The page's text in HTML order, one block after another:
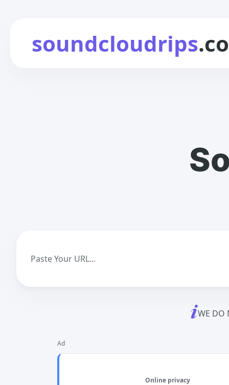
soundcloudrips
WE DO
Ad
Online privacy